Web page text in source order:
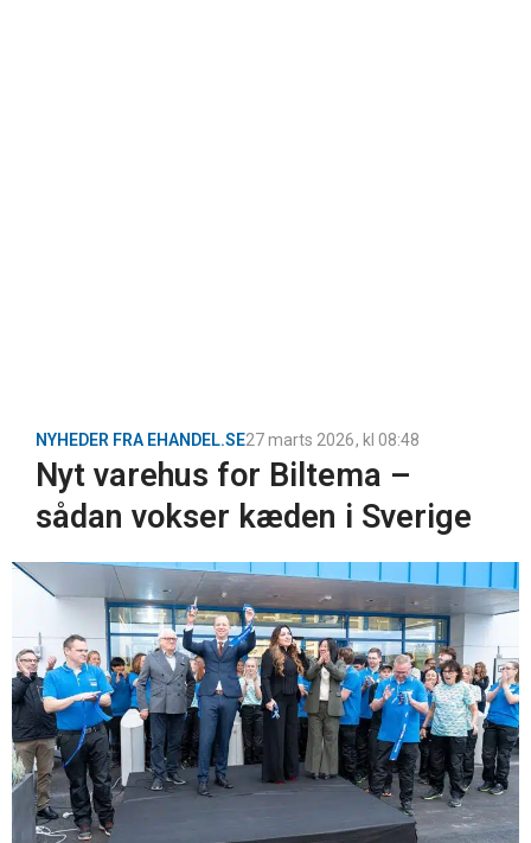
NYHEDER FRA EHANDEL.SE27 marts 2026, kl 08:48
Nyt varehus for Biltema –
sådan vokser kæden i Sverige